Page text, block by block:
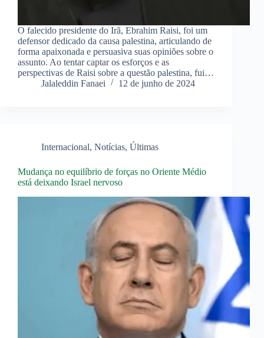
O falecido presidente do Irã, Ebrahim Raisi, foi um
defensor dedicado da causa palestina, articulando de
forma apaixonada e persuasiva suas opiniões sobre o
assunto. Ao tentar captar os esforços e as
perspectivas de Raisi sobre a questão palestina, fui…
Jalaleddin Fanaei
12 de junho de 2024
Internacional, Notícias, Últimas
Mudança no equilíbrio de forças no Oriente Médio
está deixando Israel nervoso